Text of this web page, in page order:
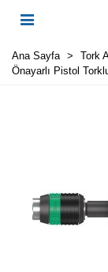
Ana Sayfa > Tork
Önayarlı Pistol